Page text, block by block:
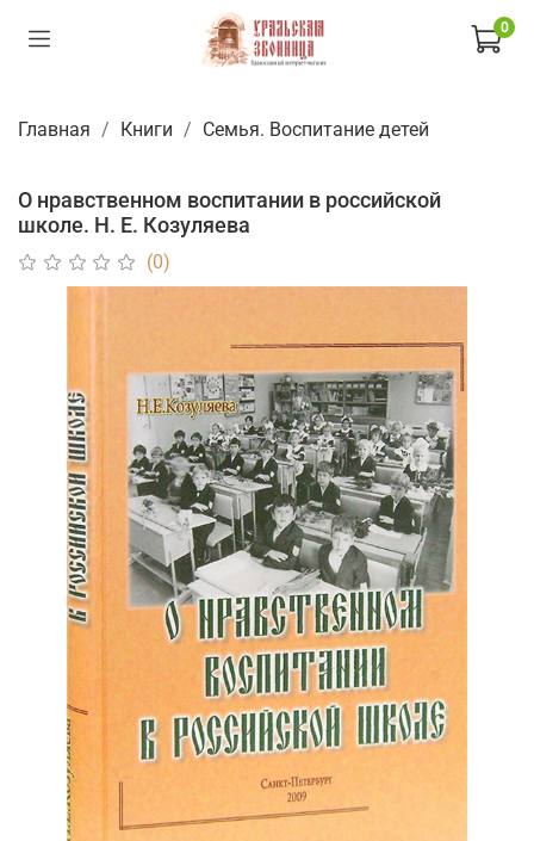
0
Главная Книги Семья. Воспитание детей
О нравственном воспитании в российской
школе. Н. Е. Козуляева
(0)